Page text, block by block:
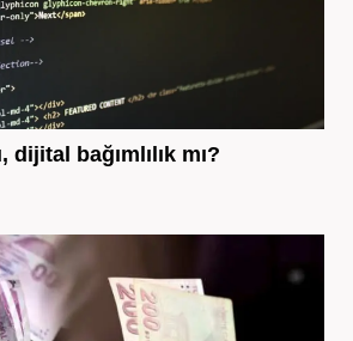
dijital bağımlılık mı?